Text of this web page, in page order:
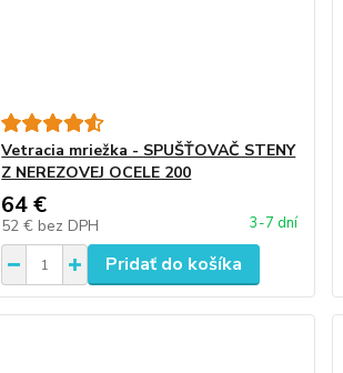
Vetracia mriežka - SPUŠŤOVAČ STENY
Z NEREZOVEJ OCELE 200
64 €
52 € bez DPH 3-7 dní
Pridať do košíka